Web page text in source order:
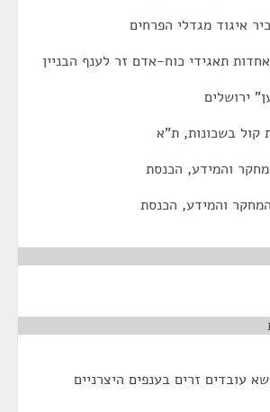
איגוד מגדלי הפרחים
תאגידי כוח-אדם זר לענף הבניין
ירושלים
קול בשכונות, ת"א
והמידע, הכנסת
והמידע, הכנסת
עובדים זרים בענפים היצרניים